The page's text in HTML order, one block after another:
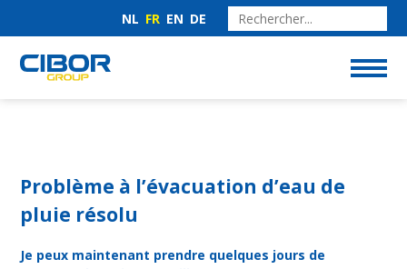
NL FR EN DE
Problème à l’évacuation d’eau de
pluie résolu
Je peux maintenant prendre quelques jours de